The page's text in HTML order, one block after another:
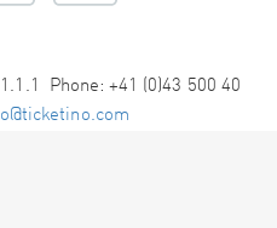
Phone: +41 (0)43 500 40